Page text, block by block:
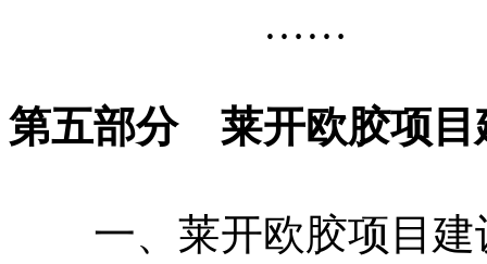
……
第五部分 莱开欧胶项目
一、莱开欧胶项目建